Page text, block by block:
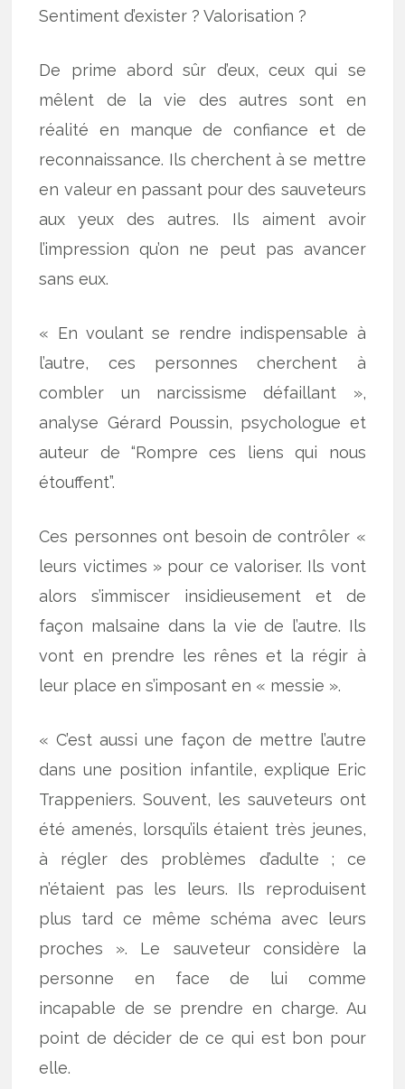
Sentiment d’exister ? Valorisation ?
De prime abord sûr d’eux, ceux qui se
mêlent de la vie des autres sont en
réalité en manque de confiance et de
reconnaissance. Ils cherchent à se mettre
en valeur en passant pour des sauveteurs
aux yeux des autres. Ils aiment avoir
l’impression qu’on ne peut pas avancer
sans eux.
« En voulant se rendre indispensable à
l’autre, ces personnes cherchent à
combler un narcissisme défaillant »,
analyse Gérard Poussin, psychologue et
auteur de “Rompre ces liens qui nous
étouffent”.
Ces personnes ont besoin de contrôler «
leurs victimes » pour ce valoriser. Ils vont
alors s’immiscer insidieusement et de
façon malsaine dans la vie de l’autre. Ils
vont en prendre les rênes et la régir à
leur place en s’imposant en « messie ».
« C’est aussi une façon de mettre l’autre
dans une position infantile, explique Eric
Trappeniers. Souvent, les sauveteurs ont
été amenés, lorsqu’ils étaient très jeunes,
à régler des problèmes d’adulte ; ce
n’étaient pas les leurs. Ils reproduisent
plus tard ce même schéma avec leurs
proches ». Le sauveteur considère la
personne en face de lui comme
incapable de se prendre en charge. Au
point de décider de ce qui est bon pour
elle.